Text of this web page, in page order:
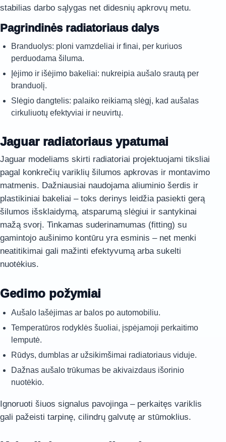
stabilias darbo sąlygas net didesnių apkrovų metu.
Pagrindinės radiatoriaus dalys
Branduolys: ploni vamzdeliai ir finai, per kuriuos
perduodama šiluma.
Įėjimo ir išėjimo bakeliai: nukreipia aušalo srautą per
branduolį.
Slėgio dangtelis: palaiko reikiamą slėgį, kad aušalas
cirkuliuotų efektyviai ir neuvirtų.
Jaguar radiatoriaus ypatumai
Jaguar modeliams skirti radiatoriai projektuojami tiksliai
pagal konkrečių variklių šilumos apkrovas ir montavimo
matmenis. Dažniausiai naudojama aliuminio šerdis ir
plastikiniai bakeliai – toks derinys leidžia pasiekti gerą
šilumos išsklaidymą, atsparumą slėgiui ir santykinai
mažą svorį. Tinkamas suderinamumas (fitting) su
gamintojo aušinimo kontūru yra esminis – net menki
neatitikimai gali mažinti efektyvumą arba sukelti
nuotėkius.
Gedimo požymiai
Aušalo lašėjimas ar balos po automobiliu.
Temperatūros rodyklės šuoliai, įspėjamoji perkaitimo
lemputė.
Rūdys, dumblas ar užsikimšimai radiatoriaus viduje.
Dažnas aušalo trūkumas be akivaizdaus išorinio
nuotėkio.
Ignoruoti šiuos signalus pavojinga – perkaitęs variklis
gali pažeisti tarpinę, cilindrų galvutę ar stūmoklius.